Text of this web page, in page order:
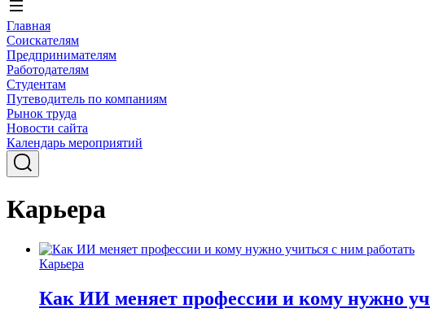
Главная
Соискателям
Предпринимателям
Работодателям
Студентам
Путеводитель по компаниям
Рынок труда
Новости сайта
Календарь мероприятий
Карьера
Карьера
Как ИИ меняет профессии и кому нужно